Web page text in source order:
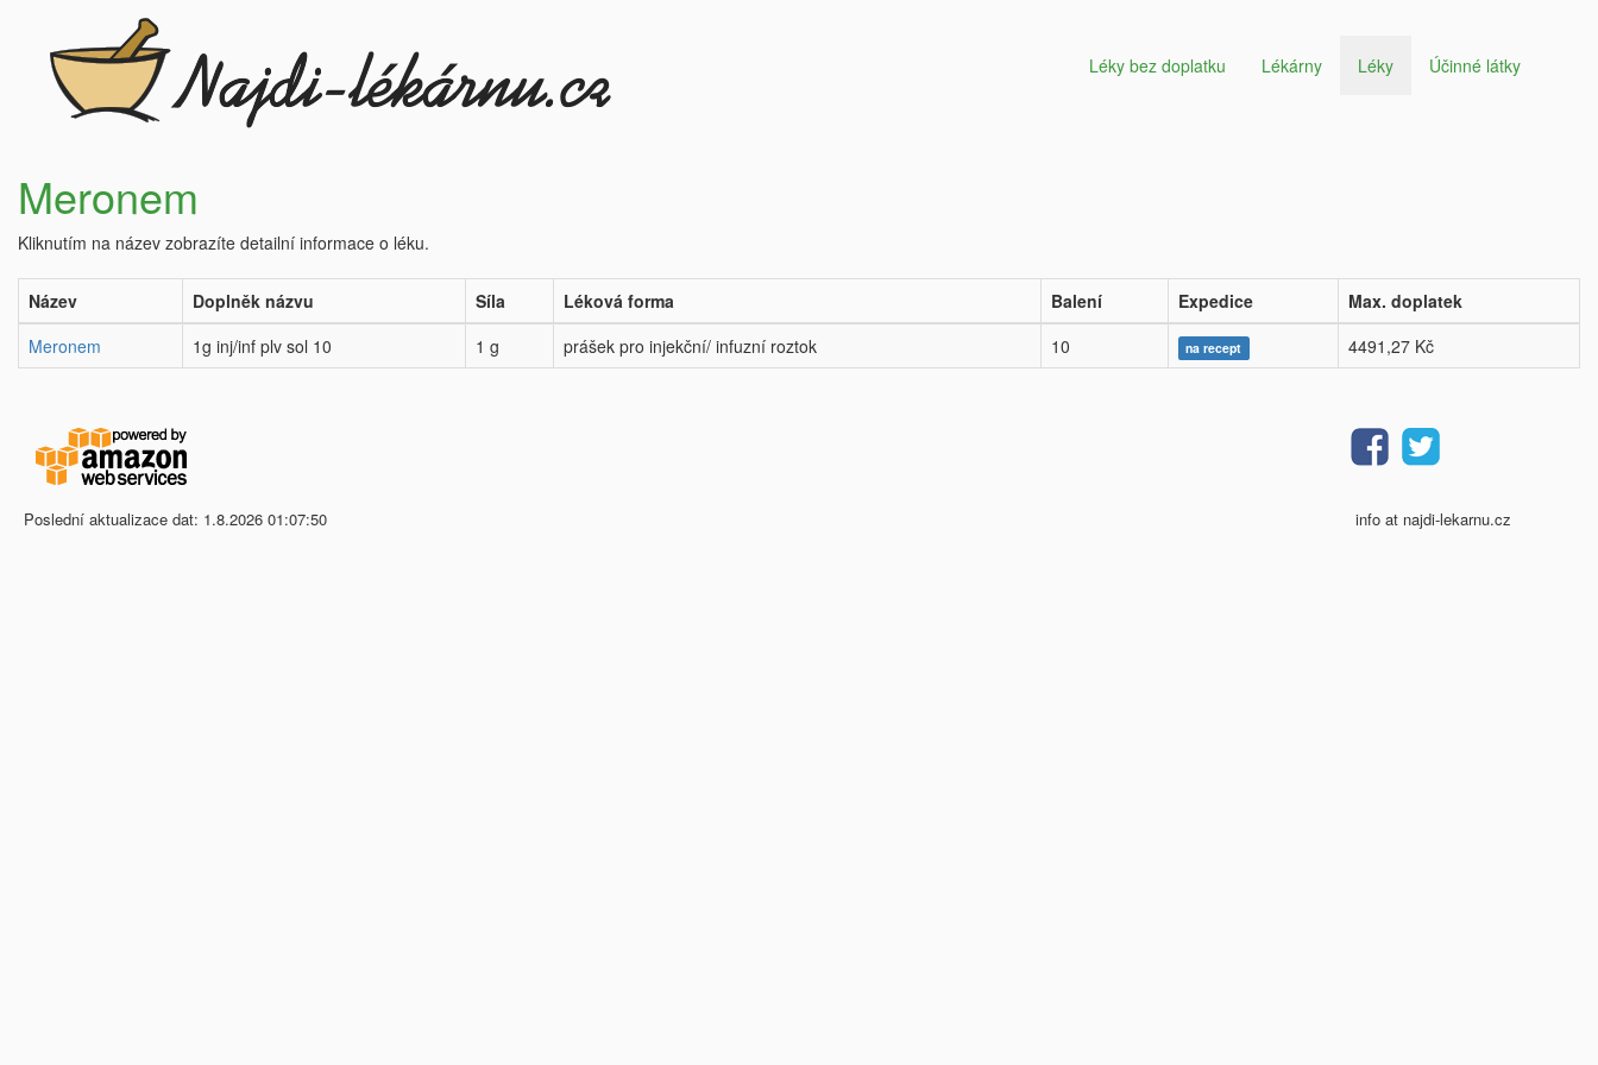
Léky bez doplatku Lékárny Léky Účinné látky
Meronem
Kliknutím na název zobrazíte detailní informace o léku.
Název Doplněk názvu Síla Léková forma Balení Expedice
Max. doplatek
Meronem
1g inj/inf plv sol 10 1 g prášek pro injekční/ infuzní roztok 10 na recept 4491,27 Kč
Poslední aktualizace dat: 1.8.2026 01:07:50 info at najdi-lekarnu.cz